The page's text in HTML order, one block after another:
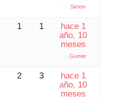
Simon
1 1
hace 1
año, 10
meses
Gumer
2 3
hace 1
año, 10
meses